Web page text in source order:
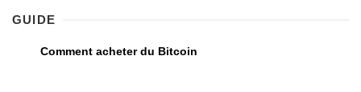
GUIDE
Comment acheter du Bitcoin